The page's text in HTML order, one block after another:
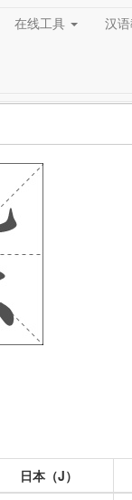
在线工具 汉
日本（J）